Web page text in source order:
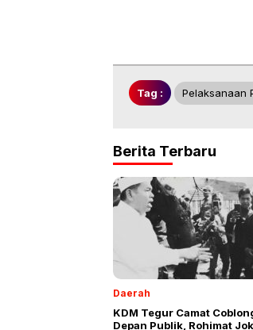
Tag : Pelaksanaan
Berita Terbaru
Daerah
KDM Tegur Camat
Depan Publik, Rohimat